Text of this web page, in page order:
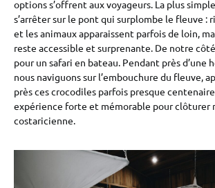
options s’offrent aux voyageurs. La plus
s’arrêter sur le pont qui surplombe le fleuve :
et les animaux apparaissent parfois de loin,
reste accessible et surprenante. De notre
pour un safari en bateau. Pendant près d’une
nous naviguons sur l’embouchure du fleuve,
près ces crocodiles parfois presque
expérience forte et mémorable pour clôturer
costaricienne.